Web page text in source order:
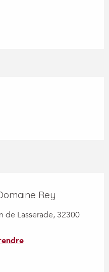
Rey
de Lasserade, 32300